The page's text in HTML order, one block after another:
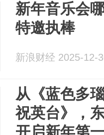
新年音乐会
特邀执棒
新浪财经 2025-12-
从《蓝色多
祝英台》，